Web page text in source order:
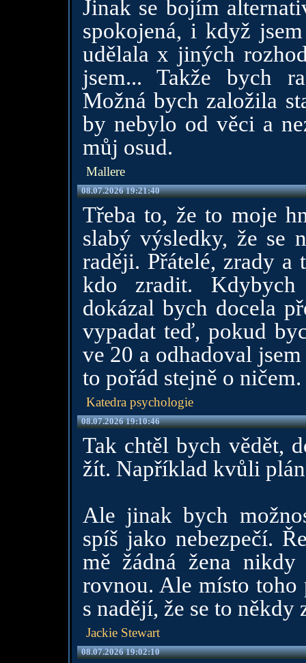
Jinak se bojím
spokojená, i když
udělala x jiných
jsem... Takže bych
Možná bych založila
by nebylo od věci a
můj osud.
Mallere
08.07.2026 19:21:40
Třeba to, že to moje
slabý výsledky, že se
raději. Přátelé, zrady a
kdo zradit. Kdybych
dokázal bych docela
vypadat teď, pokud
ve 20 a odhadoval
to pořád stejně o
Katedra psychologie
08.07.2026 19:10:46
Tak chtěl bych vědět,
žít. Například kvůli
Ale jinak bych
spíš jako nebezpečí.
mě žádná žena
rovnou. Ale místo
s nadějí, že se to někdy
Jackie Stewart
08.07.2026 19:02:10